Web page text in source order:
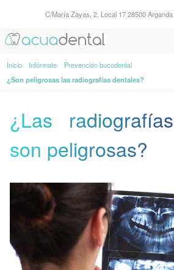
C/María Zayas, 2. Local 17 28500 Arganda
Inicio Infórmate
Prevención bucodental
¿Son peligrosas las radiografías dentales?
¿Las
son peligrosas?